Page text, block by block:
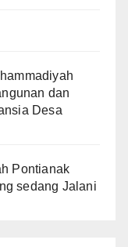
dan
Desa
Pontianak
sedang Jalani